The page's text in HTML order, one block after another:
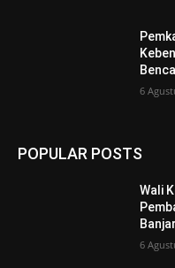
6
POPULAR POSTS
Wali
6